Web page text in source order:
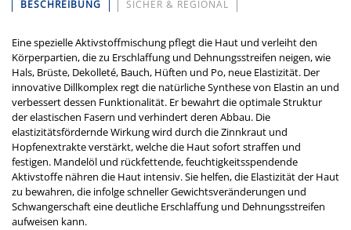
BESCHREIBUNG SICHER & REGIONAL
Eine spezielle Aktivstoffmischung pflegt die Haut und verleiht den
Körperpartien, die zu Erschlaffung und Dehnungsstreifen neigen, wie
Hals, Brüste, Dekolleté, Bauch, Hüften und Po, neue Elastizität. Der
innovative Dillkomplex regt die natürliche Synthese von Elastin an und
verbessert dessen Funktionalität. Er bewahrt die optimale Struktur
der elastischen Fasern und verhindert deren Abbau. Die
elastizitätsfördernde Wirkung wird durch die Zinnkraut und
Hopfenextrakte verstärkt, welche die Haut sofort straffen und
festigen. Mandelöl und rückfettende, feuchtigkeitsspendende
Aktivstoffe nähren die Haut intensiv. Sie helfen, die Elastizität der Haut
zu bewahren, die infolge schneller Gewichtsveränderungen und
Schwangerschaft eine deutliche Erschlaffung und Dehnungsstreifen
aufweisen kann.